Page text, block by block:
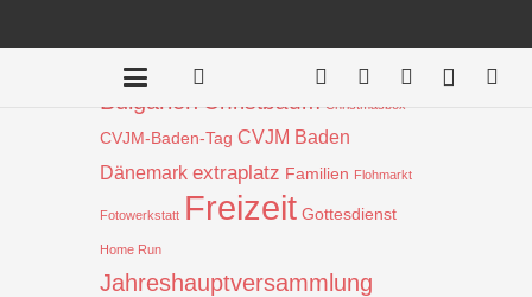
Aktion Badentreff Bauprojekt
Bulgarien Christbaum Christmasbox
CVJM-Baden-Tag CVJM Baden
Dänemark extraplatz Familien Flohmarkt
Fotowerkstatt Freizeit Gottesdienst
Home Run
Jahreshauptversammlung